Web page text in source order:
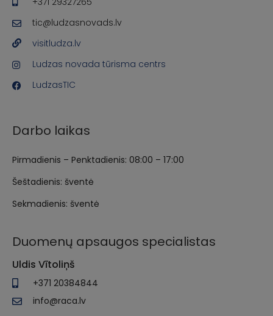
tic@ludzasnovads.lv
visitludza.lv
Ludzas novada tūrisma centrs
LudzasTIC
Darbo laikas
Pirmadienis – Penktadienis: 08:00 – 17:00
Šeštadienis: šventė
Sekmadienis: šventė
Duomenų apsaugos specialistas
Uldis Vītoliņš
+371 20384844
info@raca.lv